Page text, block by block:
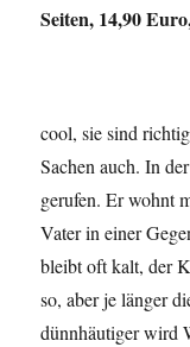
Seiten, 14,90
cool, sie sind
Sachen auch. In
gerufen. Er wohnt
Vater in einer
bleibt oft kalt, der
so, aber je länger
dünnhäutiger wird